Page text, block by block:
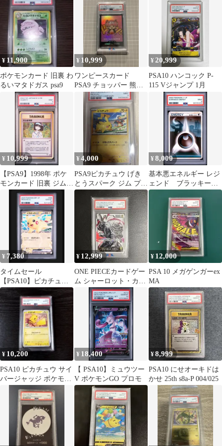
¥ 11,900
ポケモンカード 旧裏 わ
るいマタドガス psa9
¥ 10,999
ワンピースカード
PSA9 チョッパー 熊本
スペシャル
¥20,999
PSA10 ハンコック P-
115 Vジャンプ 1月
¥ 10,999
【PSA9】1998年 ポケ
モンカード 旧裏 ジム拡
張第1弾 お上品攻撃 エ
¥4,000
PSA9ピカチュウ げき
とうスパーク ジム プロ
モ
¥8,000
基本悪エネルギー レジ
ェンド ブラッキー
psa9
¥ 7,380
タイムセール
【PSA10】ピカチュウ
ex コロちゃお 」①
¥ 12,999
ONE PIECEカードゲー
ム シャーロット・カタ
クリ PSA10
¥ 12,000
PSA 10 メガゲンガーex
MA
¥ 10,200
PSA10 ピカチュウ サイ
バージャッジ ポケモン
ポケカ
¥ 18,400
【 PSA10】ミュウツー
V ポケモンGO プロモ
¥8,999
PSA10 にせオーキドは
かせ 25th s8a-P 004/025